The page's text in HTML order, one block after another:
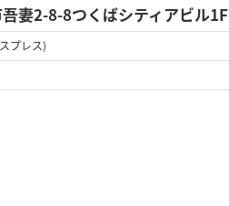
妻2-8-8つくばシティアビル1F
プレス)